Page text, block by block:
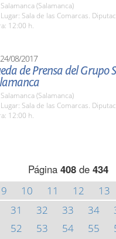
Salamanca (Salamanca)
Lugar: Sala de las Comarcas.
12:00 h.
24/08/2017
de Prensa del Grupo
Salamanca (Salamanca)
Lugar: Sala de las Comarcas.
12:00 h.
Página 408de 434
9 10 11 12 13
31 32 33 34
52 53 54 55